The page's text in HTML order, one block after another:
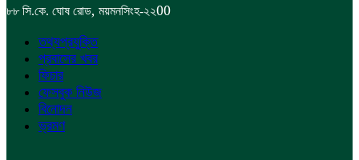
৮৮ সি.কে. ঘোষ রোড, ময়মনসিংহ-২২00
তথ্যপ্রযুক্তি
প্রবাসের খবর
ফিচার
ফেসবুক নিউজ
বিনোদন
ভ্রমণ